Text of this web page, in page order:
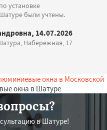
установке
были учтены.
14.07.2026
Набережная, 17
окна в Московской
окна в Шатуре
в Шатуре!